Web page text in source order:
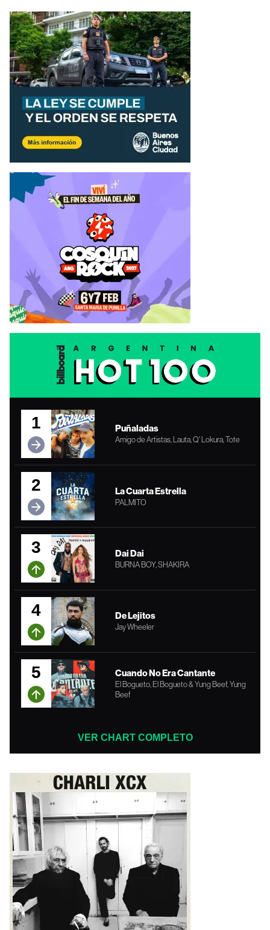
1 Puñaladas
Amigo de Artistas, Lauta, Q' Lokura, Tote
2 La Cuarta Estrella
PALMITO
3 Dai Dai
BURNA BOY, SHAKIRA
4 De Lejitos
Jay Wheeler
5 Cuando No Era Cantante
El Bogueto, El Bogueto & Yung Beef, Yung
Beef
VER CHART COMPLETO